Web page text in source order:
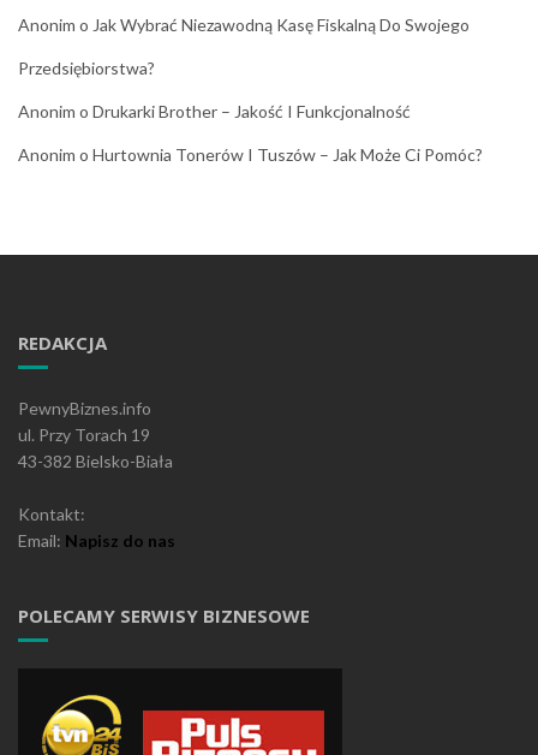
Anonim o Jak Wybrać Niezawodną Kasę Fiskalną Do Swojego
Przedsiębiorstwa?
Anonim o Drukarki Brother – Jakość I Funkcjonalność
Anonim o Hurtownia Tonerów I Tuszów – Jak Może Ci Pomóc?
REDAKCJA
PewnyBiznes.info
ul. Przy Torach 19
43-382 Bielsko-Biała
Kontakt:
Email: Napisz do nas
POLECAMY SERWISY BIZNESOWE